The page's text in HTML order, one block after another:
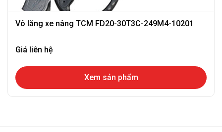
Vô lăng xe nâng TCM FD20-30T3C-249M4-10201
Giá liên hệ
Xem sản phẩm